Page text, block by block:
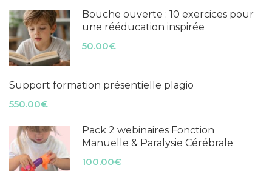
Bouche ouverte : 10 exercices pour
une rééducation inspirée
50.00€
Support formation présentielle plagio
550.00€
Pack 2 webinaires Fonction
Manuelle & Paralysie Cérébrale
100.00€